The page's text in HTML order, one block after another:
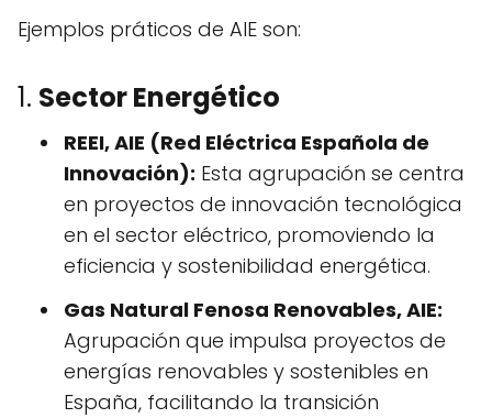
Ejemplos práticos de AIE son:
1. Sector Energético
REEI, AIE (Red Eléctrica Española de
Innovación): Esta agrupación se centra
en proyectos de innovación tecnológica
en el sector eléctrico, promoviendo la
eficiencia y sostenibilidad energética.
Gas Natural Fenosa Renovables, AIE:
Agrupación que impulsa proyectos de
energías renovables y sostenibles en
España, facilitando la transición